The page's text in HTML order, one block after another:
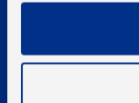
Telefon